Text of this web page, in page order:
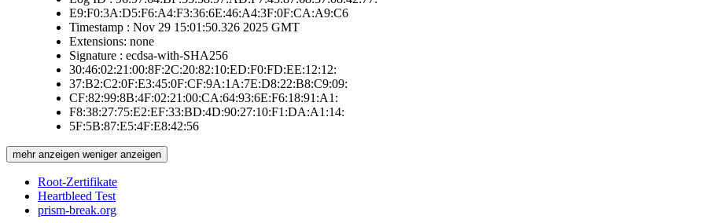
E9:F0:3A:D5:F6:A4:F3:36:6E:46:A4:3F:0F:CA:A9:C6
Timestamp : Nov 29 15:01:50.326 2025 GMT
Extensions: none
Signature : ecdsa-with-SHA256
30:46:02:21:00:8F:2C:20:82:10:ED:F0:FD:EE:12:12:
37:B2:C2:0F:E3:45:0F:CF:9A:1A:7E:D8:22:B8:C9:09:
CF:82:99:8B:4F:02:21:00:CA:64:93:6E:F6:18:91:A1:
F8:38:27:75:E2:EF:33:BD:4D:90:27:10:F1:DA:A1:14:
5F:5B:87:E5:4F:E8:42:56
mehr anzeigen weniger anzeigen
Root-Zertifikate
Heartbleed Test
prism-break.org